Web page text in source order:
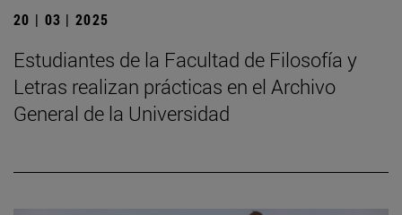
20 | 03 | 2025
Estudiantes de la Facultad de Filosofía y
Letras realizan prácticas en el Archivo
General de la Universidad